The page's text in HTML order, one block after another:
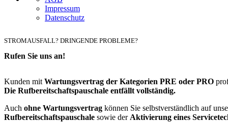
Impressum
Datenschutz
Rufen Sie uns an!
STROMAUSFALL? DRINGENDE PROBLEME?
Kunden mit Wartungsvertrag der Kategorien PRE oder PRO
Die Rufbereitschaftspauschale entfällt vollständig.
Auch ohne Wartungsvertrag können Sie selbstverständlich auf
Rufbereitschaftspauschale sowie der Aktivierung eines